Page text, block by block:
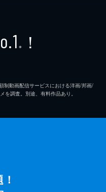
※ ！
動画配信サービスにおける洋画/邦画/
を調査。別途、有料作品あり。